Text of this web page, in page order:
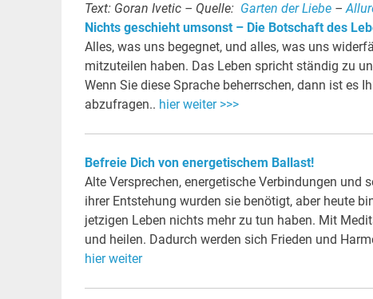
Text: Goran Ivetic – Quelle: Garten der Liebe–
Nichts geschieht umsonst – Die Botschaft des
Alles, was uns begegnet, und alles, was uns
mitzuteilen haben. Das Leben spricht ständig zu
Wenn Sie diese Sprache beherrschen, dann ist es
abzufragen.. hier weiter >>>
Befreie Dich von energetischem Ballast!
Alte Versprechen, energetische Verbindungen und
ihrer Entstehung wurden sie benötigt, aber heute
jetzigen Leben nichts mehr zu tun haben. Mit
und heilen. Dadurch werden sich Frieden und
hier weiter